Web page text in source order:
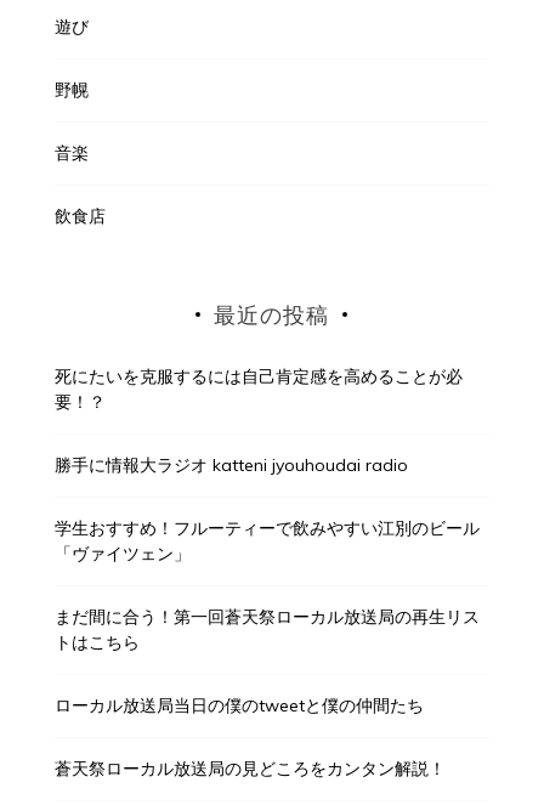
遊び
野幌
音楽
飲食店
最近の投稿
死にたいを克服するには自己肯定感を高めることが必
要！？
勝手に情報大ラジオ katteni jyouhoudai radio
学生おすすめ！フルーティーで飲みやすい江別のビール
「ヴァイツェン」
まだ間に合う！第一回蒼天祭ローカル放送局の再生リス
トはこちら
ローカル放送局当日の僕のtweetと僕の仲間たち
蒼天祭ローカル放送局の見どころをカンタン解説！